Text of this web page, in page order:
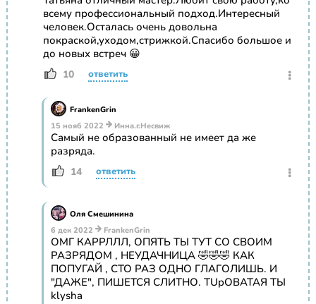
всему профессиональный подход.Интересный
человек.Осталась очень довольна
покраской,уходом,стрижкой.Спасибо большое и
до новых встреч 😀
10 ответить
FrankenGrin
15 нояб 2022
Инна.г.Несвиж
Самый не образованный не имеет да же
разряда.
14 ответить
Оля Смешинина
6 дек 2022
FrankenGrin
ОМГ КАРРЛЛЛ, ОПЯТЬ ТЫ ТУТ СО СВОИМ
РАЗРЯДОМ , НЕУДАЧНИЦА 🤣🤣🤣 КАК
ПОПУГАЙ , СТО РАЗ ОДНО ГЛАГОЛИШЬ. И
"ДАЖЕ", ПИШЕТСЯ СЛИТНО. ТUpОВАТАЯ ТЫ
klysha